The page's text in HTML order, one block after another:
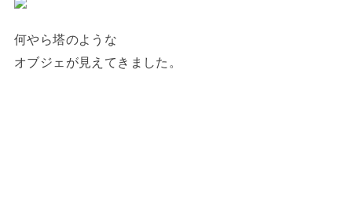
何やら塔のような
オブジェが見えてきました。